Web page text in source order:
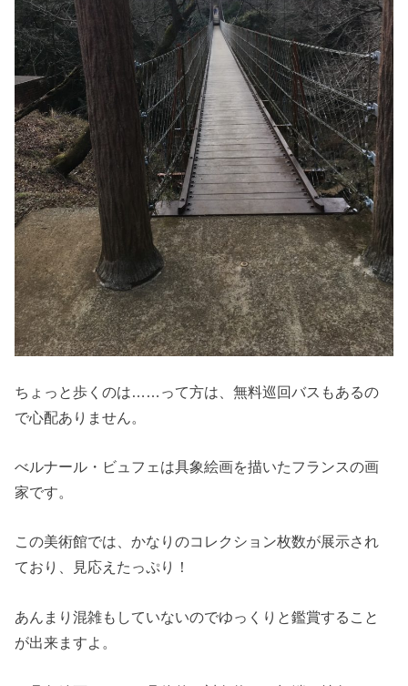
ちょっと歩くのは……って方は、無料巡回バスもあるの
で心配ありません。
べルナール・ビュフェは具象絵画を描いたフランスの画
家です。
この美術館では、かなりのコレクション枚数が展示され
ており、見応えたっぷり！
あんまり混雑もしていないのでゆっくりと鑑賞すること
が出来ますよ。